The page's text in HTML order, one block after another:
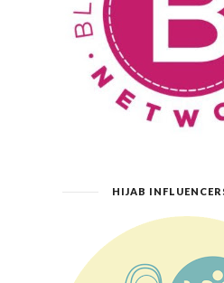
HIJAB